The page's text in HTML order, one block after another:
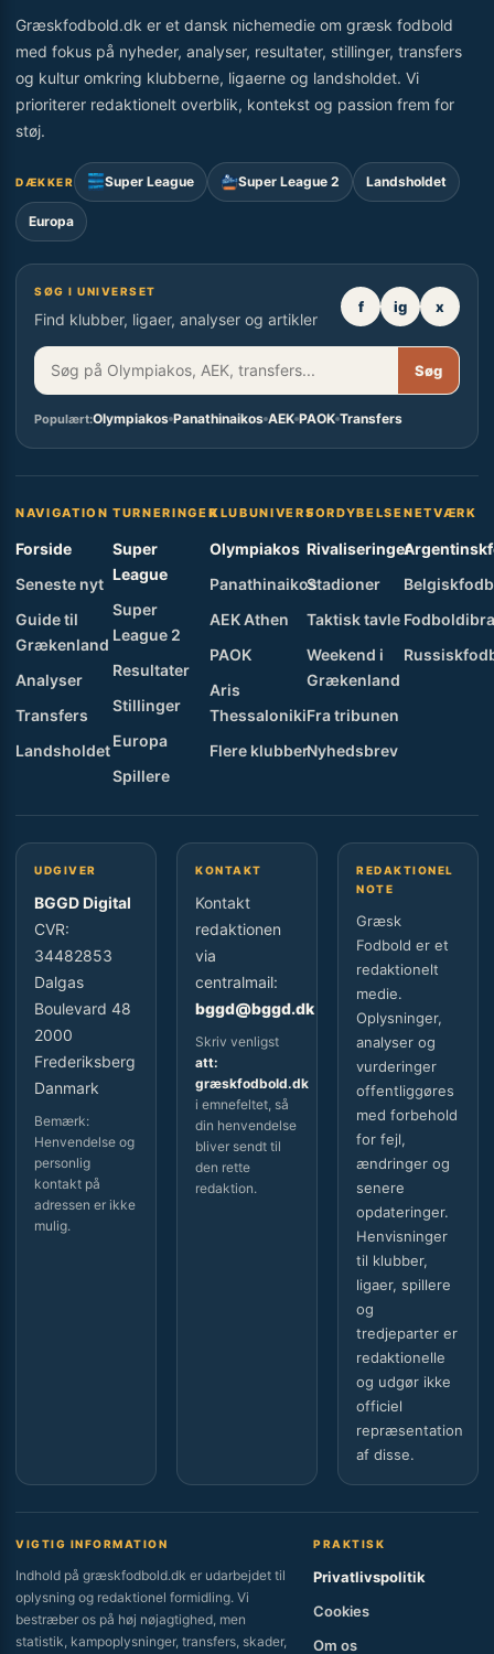
Græskfodbold.dk er et dansk nichemedie om græsk fodbold
med fokus på nyheder, analyser, resultater, stillinger, transfers
og kultur omkring klubberne, ligaerne og landsholdet. Vi
prioriterer redaktionelt overblik, kontekst og passion frem for
støj.
DÆKKER Super League Super League 2 Landsholdet
Europa
SØG I UNIVERSET
Find klubber, ligaer, analyser og artikler
f ig x
Søg
Populært:Olympiakos Panathinaikos AEK PAOK Transfers
NAVIGATION
Forside
Seneste nyt
Guide til
Grækenland
Analyser
Transfers
Landsholdet
TURNERINGER
Super
League
Super
League 2
Resultater
Stillinger
Europa
Spillere
KLUBUNIVERS
Olympiakos
Panathinaikos
AEK Athen
PAOK
Aris
Thessaloniki
Flere klubber
FORDYBELSE
Rivaliseringer
Stadioner
Taktisk tavle
Weekend i
Grækenland
Fra tribunen
Nyhedsbrev
NETVÆRK
UDGIVER
BGGD Digital
CVR:
34482853
Dalgas
Boulevard 48
2000
Frederiksberg
Danmark
Bemærk:
Henvendelse og
personlig
kontakt på
adressen er ikke
mulig.
KONTAKT
Kontakt
redaktionen
via
centralmail:
bggd@bggd.dk
Skriv venligst
att:
græskfodbold.dk
i emnefeltet, så
din henvendelse
bliver sendt til
den rette
redaktion.
REDAKTIONEL
NOTE
Græsk
Fodbold er et
redaktionelt
medie.
Oplysninger,
analyser og
vurderinger
offentliggøres
med forbehold
for fejl,
ændringer og
senere
opdateringer.
Henvisninger
til klubber,
ligaer, spillere
og
tredjeparter er
redaktionelle
og udgør ikke
officiel
repræsentation
af disse.
VIGTIG INFORMATION
Indhold på græskfodbold.dk er udarbejdet til
oplysning og redaktionel formidling. Vi
bestræber os på høj nøjagtighed, men
statistik, kampoplysninger, transfers, skader,
PRAKTISK
Privatlivspolitik
Cookies
Om os